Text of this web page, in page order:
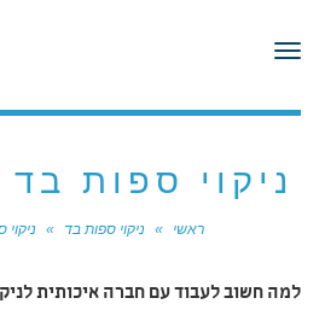
תפריט
ניקוי ספות בד
ראשי » ניקוי ספות בד »
למה חשוב לעבוד עם חברה איכותית